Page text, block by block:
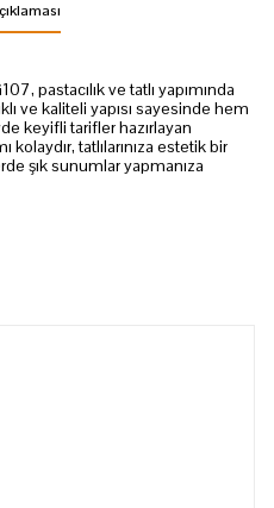
pastacılık ve tatlı yapımında
ve kaliteli yapısı sayesinde hem
keyifli tarifler hazırlayan
kolaydır, tatlılarınıza estetik bir
şık sunumlar yapmanıza